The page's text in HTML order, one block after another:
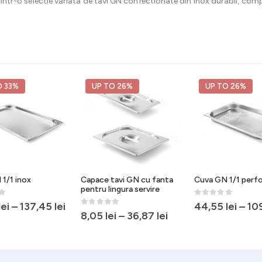
33%
1/1 inox
–137,45 lei
UP TO 26%
Capace tavi GN cu fanta
pentru lingura servire
0out of 5
8,05 lei – 36,87 lei
UP TO 26%
Cuva GN 1/1
0out of 5
44,55 lei –